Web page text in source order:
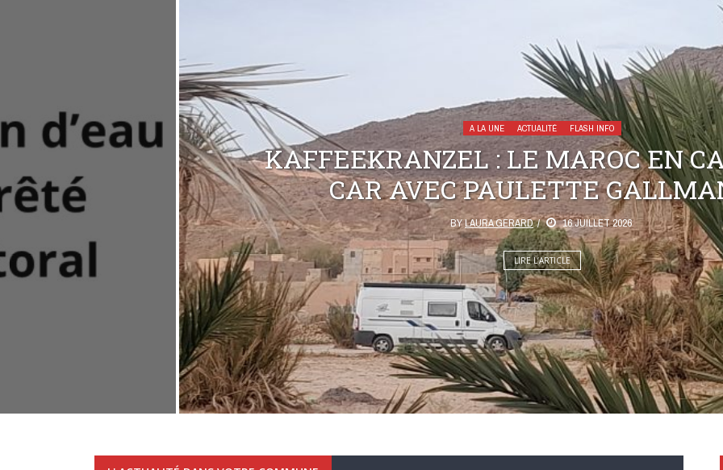
A LA UNE ACTUALITÉ FLASH INFO
KAFFEEKRANZEL : LE MAROC EN
CAR AVEC PAULETTE
BYLAURA GERARD 16 JUILLET 2026
LIRE L’ARTICLE